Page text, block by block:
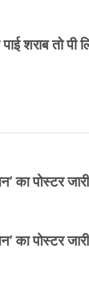
शराब तो पी
का
का